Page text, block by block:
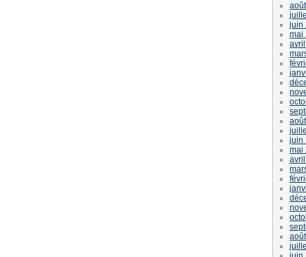
juin
mai
juin
mai